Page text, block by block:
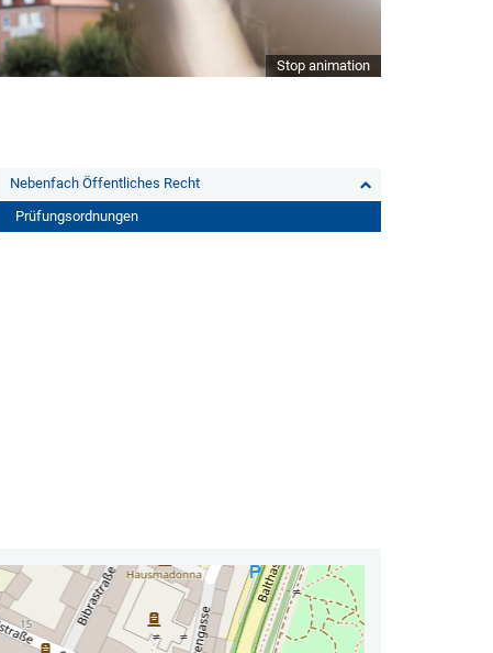
Stop animation
Nebenfach Öffentliches Recht
Prüfungsordnungen